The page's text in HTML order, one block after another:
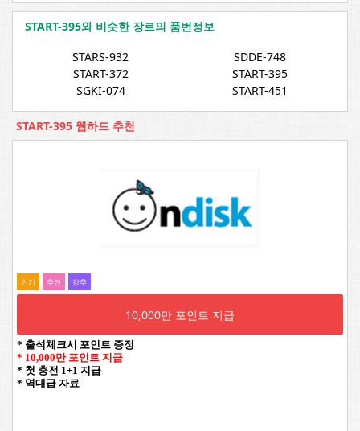
START-395와 비슷한 장르의 품번정보
STARS-932
SDDE-748
START-372
START-395
SGKI-074
START-451
START-395 웹하드 추천
인기 추전 강추
10,000만 포인트 지급
* 출석체크시 포인트 증정
* 10,000만 포인트 지급
* 첫 충전 1+1 지급
* 역대급 자료